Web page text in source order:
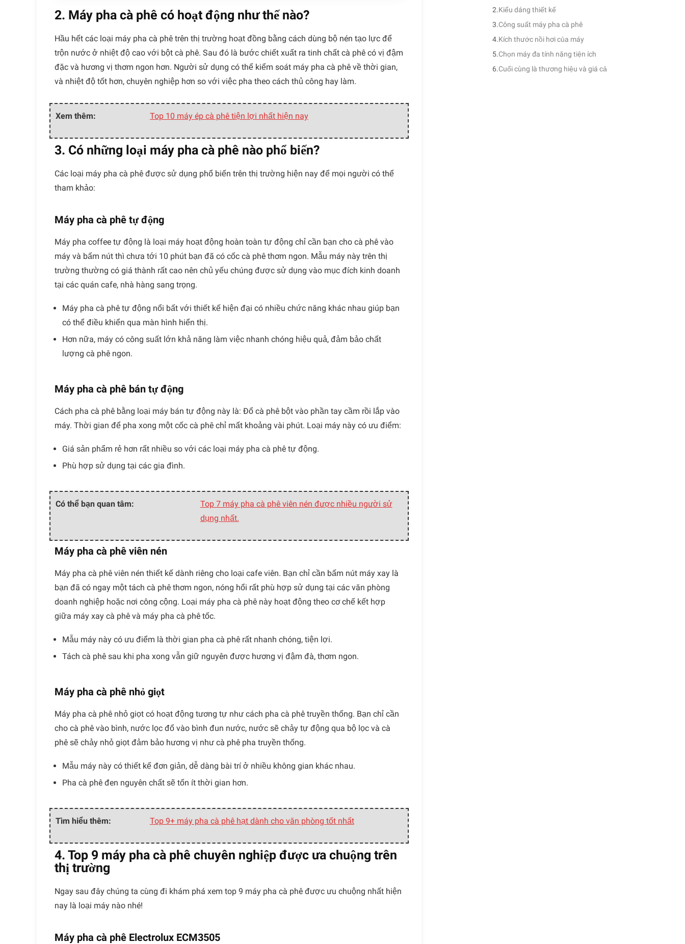
2. Máy pha cà phê có hoạt động như thế nào?
Hầu hết các loại máy pha cà phê trên thị trường hoạt đồng bằng cách dùng bộ nén tạo lực để
trộn nước ở nhiệt độ cao với bột cà phê. Sau đó là bước chiết xuất ra tinh chất cà phê có vị đậm
đặc và hương vị thơm ngon hơn. Người sử dụng có thể kiểm soát máy pha cà phê về thời gian,
và nhiệt độ tốt hơn, chuyên nghiệp hơn so với việc pha theo cách thủ công hay làm.
Xem thêm: Top 10 máy ép cà phê tiện lợi nhất hiện nay
3. Có những loại máy pha cà phê nào phổ biến?
Các loại máy pha cà phê được sử dụng phổ biến trên thị trường hiện nay để mọi người có thể
tham khảo:
Máy pha cà phê tự động
Máy pha coffee tự động là loại máy hoạt động hoàn toàn tự động chỉ cần bạn cho cà phê vào
máy và bấm nút thì chưa tới 10 phút bạn đã có cốc cà phê thơm ngon. Mẫu máy này trên thị
trường thường có giá thành rất cao nên chủ yếu chúng được sử dụng vào mục đích kinh doanh
tại các quán cafe, nhà hàng sang trọng.
Máy pha cà phê tự động nổi bất với thiết kế hiện đại có nhiều chức năng khác nhau giúp bạn
có thể điều khiển qua màn hình hiển thị.
Hơn nữa, máy có công suất lớn khả năng làm việc nhanh chóng hiệu quả, đảm bảo chất
lượng cà phê ngon.
Máy pha cà phê bán tự động
Cách pha cà phê bằng loại máy bán tự động này là: Đổ cà phê bột vào phần tay cầm rồi lắp vào
máy. Thời gian để pha xong một cốc cà phê chỉ mất khoảng vài phút. Loại máy này có ưu điểm:
Giá sản phẩm rẻ hơn rất nhiều so với các loại máy pha cà phê tự động.
Phù hợp sử dụng tại các gia đình.
Có thể bạn quan tâm:
Top 7 máy pha cà phê viên nén được nhiều người sử
dụng nhất.
Máy pha cà phê viên nén
Máy pha cà phê viên nén thiết kế dành riêng cho loại cafe viên. Bạn chỉ cần bấm nút máy xay là
bạn đã có ngay một tách cà phê thơm ngon, nóng hổi rất phù hợp sử dụng tại các văn phòng
doanh nghiệp hoặc nơi công cộng. Loại máy pha cà phê này hoạt động theo cơ chế kết hợp
giữa máy xay cà phê và máy pha cà phê tốc.
Mẫu máy này có ưu điểm là thời gian pha cà phê rất nhanh chóng, tiện lợi.
Tách cà phê sau khi pha xong vẫn giữ nguyên được hương vị đậm đà, thơm ngon.
Máy pha cà phê nhỏ giọt
Máy pha cà phê nhỏ giọt có hoạt động tương tự như cách pha cà phê truyền thống. Bạn chỉ cần
cho cà phê vào bình, nước lọc đổ vào bình đun nước, nước sẽ chảy tự động qua bộ lọc và cà
phê sẽ chảy nhỏ giọt đảm bảo hương vị như cà phê pha truyền thống.
Mẫu máy này có thiết kế đơn giản, dễ dàng bài trí ở nhiều không gian khác nhau.
Pha cà phê đen nguyên chất sẽ tốn ít thời gian hơn.
Tìm hiểu thêm: Top 9+ máy pha cà phê hạt dành cho văn phòng tốt nhất
4. Top 9 máy pha cà phê chuyên nghiệp được ưa chuộng trên
thị trường
Ngay sau đây chúng ta cùng đi khám phá xem top 9 máy pha cà phê được ưu chuộng nhất hiện
nay là loại máy nào nhé!
Máy pha cà phê Electrolux ECM3505
Kiểu dáng thiết kế
Công suất máy pha cà phê
Kích thước nồi hơi của máy
Chọn máy đa tính năng tiện ích
Cuối cùng là thương hiệu và giá cả